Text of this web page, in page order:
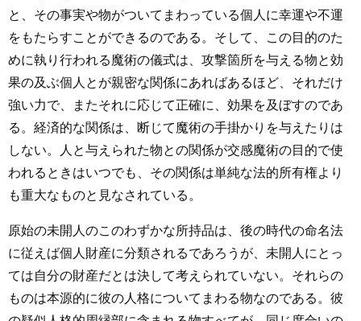
と、その事実や物がついてまわっている個人に幸運や不運
をもたらすことができるのである。そして、この目的のた
めに執り行われる魔術の儀式は、攻撃箇所を与える物と効
果の及ぶ個人とが親密な関係にあればあるほど、それだけ
強い力で、またそれに応じて正確に、効果を及ぼすのであ
る。経済的な関係は、断じて魔術の手掛かりを与えたりは
しない。人と与えられた物との関係が交感魔術の目的で使
われるときはいつでも、その関係は単純な法的所有権より
も重大なものと見なされている。
原始の未開人のこのわずかな所持品は、後の時代の命名法
に従えば個人財産に分類されるであろうが、未開人にとっ
ては自分の財産だとは決して考えられていない。それらの
ものは本源的に彼の人格についてまわる物なのである。彼